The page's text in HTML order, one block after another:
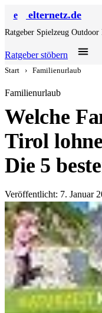
e elternetz.de
Ratgeber Spielzeug Outdoor
Ratgeber stöbern
Start › Familienurlaub
Familienurlaub
Welche
Tirol
Die 5
Veröffentlicht: 7. Januar